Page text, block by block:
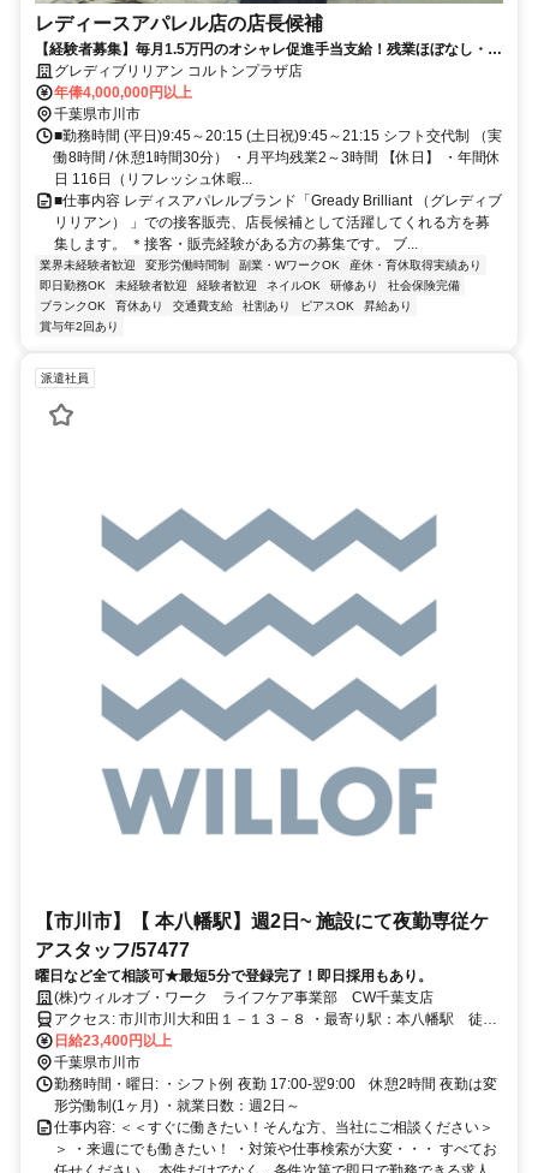
レディースアパレル店の店長候補
【経験者募集】毎月1.5万円のオシャレ促進手当支給！残業ほぼなし・年
2回5連休！安心の環境で成長できます
グレディブリリアン コルトンプラザ店
年俸4,000,000円以上
千葉県市川市
■勤務時間 (平日)9:45～20:15 (土日祝)9:45～21:15 シフト交代制 （実
働8時間 / 休憩1時間30分） ・月平均残業2～3時間 【休日】 ・年間休
日 116日（リフレッシュ休暇...
■仕事内容 レディスアパレルブランド「Gready Brilliant （グレディブ
リリアン） 」での接客販売、店長候補として活躍してくれる方を募
集します。 ＊接客・販売経験がある方の募集です。 ブ...
業界未経験者歓迎 変形労働時間制 副業・WワークOK
産休・育休取得実績あり
即日勤務OK
未経験者歓迎 経験者歓迎 ネイルOK 研修あり
社会保険完備
ブランクOK
育休あり 交通費支給 社割あり ピアスOK
昇給あり
賞与年2回あり
派遣社員
【市川市】【 本八幡駅】週2日~ 施設にて夜勤専従ケ
アスタッフ/57477
曜日など全て相談可★最短5分で登録完了！即日採用もあり。
(株)ウィルオブ・ワーク ライフケア事業部 CW千葉支店
アクセス: 市川市川大和田１－１３－８ ・最寄り駅：本八幡駅 徒歩
14分
日給23,400円以上
千葉県市川市
勤務時間・曜日: ・シフト例 夜勤 17:00-翌9:00 休憩2時間 夜勤は変
形労働制(1ヶ月) ・就業日数：週2日～
仕事内容: ＜＜すぐに働きたい！そんな方、当社にご相談ください＞
＞ ・来週にでも働きたい！ ・対策や仕事検索が大変・・・ すべてお